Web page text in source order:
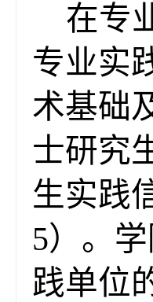
在专
专业实
术基础
士研究
生实践
5） 。
践单位